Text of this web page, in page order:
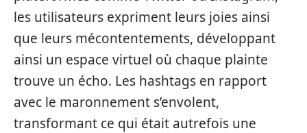
les utilisateurs expriment leurs joies ainsi
que leurs mécontentements, développant
ainsi un espace virtuel où chaque plainte
trouve un écho. Les hashtags en rapport
avec le maronnement s’envolent,
transformant ce qui était autrefois une